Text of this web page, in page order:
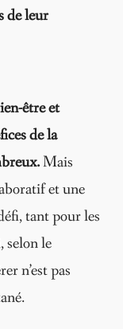
de leur
être et
de la
Mais
et une
tant pour les
selon le
n’est pas